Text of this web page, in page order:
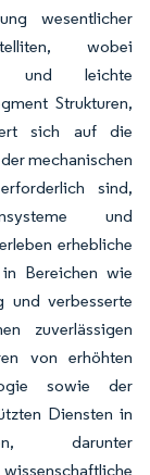
wesentlicher
wobei
und leichte
Strukturen,
sich auf die
mechanischen
sind,
und
erhebliche
Bereichen wie
und verbesserte
zuverlässigen
von erhöhten
sowie der
Diensten in
darunter